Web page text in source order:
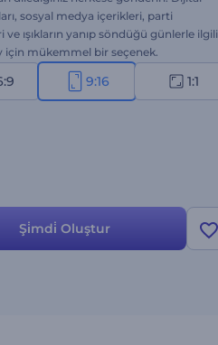
sosyal medya içerikleri, parti
ve ışıkların yanıp söndüğü günlerle ilgili
için mükemmel bir seçenek.
9:16 1:1
Şi̇mdi̇ Oluştur